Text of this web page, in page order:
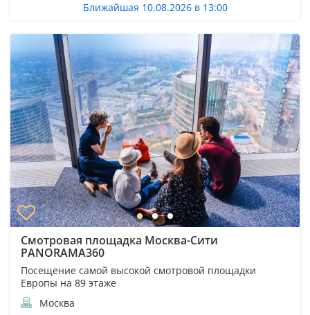
Ближайшая 10.08.2026 в 13:00
Смотровая площадка Москва-Сити
PANORAMA360
Посещение самой высокой смотровой площадки
Европы на 89 этаже
Москва